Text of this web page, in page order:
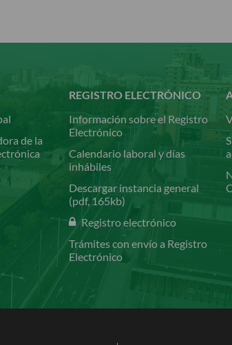
de la
REGISTRO ELECTRÓNICO
Información sobre el Registro
Electrónico
Calendario laboral y días
inhábiles
Descargar instancia general
(pdf, 165kb)
Registro electrónico
Trámites con envío a Registro
Electrónico